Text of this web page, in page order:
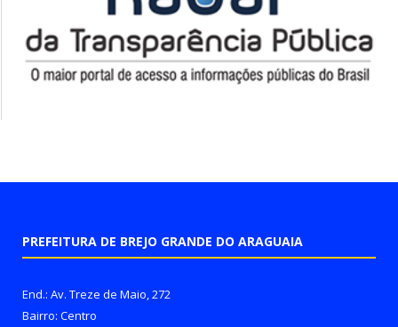
PREFEITURA DE BREJO GRANDE DO ARAGUAIA
End.: Av. Treze de Maio, 272
Bairro: Centro